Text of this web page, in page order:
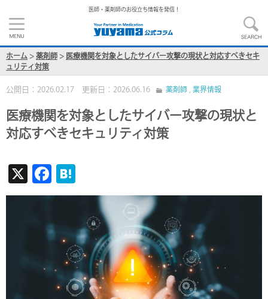
医師・薬剤師のお役立ち情報を発信！
ホーム > 薬剤師 > 医療機関を対象としたサイバー攻撃の現状と対応すべきセキ
ュリティ対策
公開日：2026.02.17 更新日：2026.06.16 薬剤師 業界情報
医療機関を対象としたサイバー攻撃の現状と
対応すべきセキュリティ対策
X
F
ac
b
o
k
at
n
a